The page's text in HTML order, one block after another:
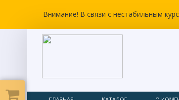
Внимание! В связи с нестабильным